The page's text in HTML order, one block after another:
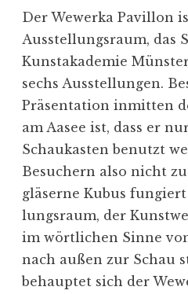
Der Wewerka Pavillon
Ausstel­lungsraum, das
Kunst­aka­demie
sechs Ausstel­lungen.
Präsen­tation inmitten
am Aasee ist, dass er
Schau­kasten benutzt
Besuchern also nicht
gläserne Kubus
lungsraum, der
im wörtlichen Sinne
nach außen zur Schau
behauptet sich der